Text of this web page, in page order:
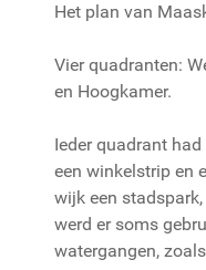
Het plan van
Vier quadranten:
en Hoogkamer.
Ieder quadrant
een winkelstrip en
wijk een
werd er soms
watergangen,